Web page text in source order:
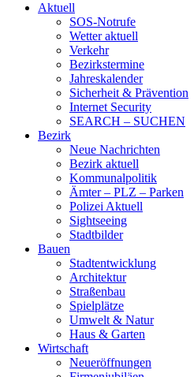
Aktuell
SOS-Notrufe
Wetter aktuell
Verkehr
Bezirkstermine
Jahreskalender
Sicherheit & Prävention
Internet Security
SEARCH – SUCHEN
Bezirk
Neue Nachrichten
Bezirk aktuell
Kommunalpolitik
Ämter – PLZ – Parken
Polizei Aktuell
Sightseeing
Stadtbilder
Bauen
Stadtentwicklung
Architektur
Straßenbau
Spielplätze
Umwelt & Natur
Haus & Garten
Wirtschaft
Neueröffnungen